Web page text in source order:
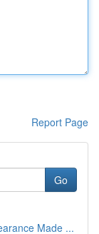
Report Page
Go
Made ...